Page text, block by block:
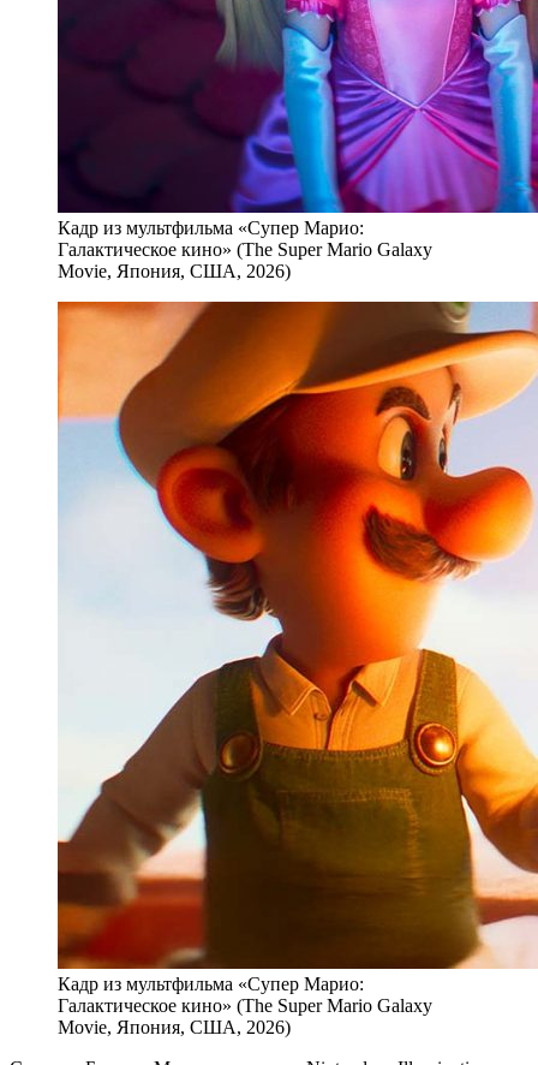
Кадр из мультфильма «Супер Марио:
Галактическое кино» (The Super Mario Galaxy
Movie, Япония, США, 2026)
Кадр из мультфильма «Супер Марио:
Галактическое кино» (The Super Mario Galaxy
Movie, Япония, США, 2026)